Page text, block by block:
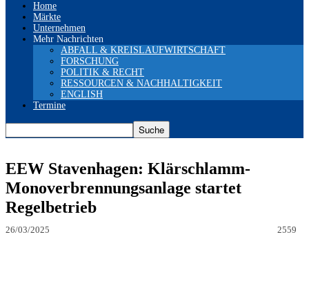
Home
Märkte
Unternehmen
Mehr Nachrichten
ABFALL & KREISLAUFWIRTSCHAFT
FORSCHUNG
POLITIK & RECHT
RESSOURCEN & NACHHALTIGKEIT
ENGLISH
Termine
EEW Stavenhagen: Klärschlamm-
Monoverbrennungsanlage startet
Regelbetrieb
26/03/2025 2559